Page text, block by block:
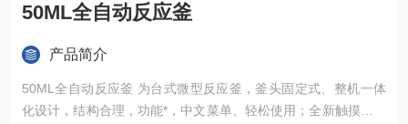
50ML全自动反应釜
产品简介
50ML全自动反应釜 为台式微型反应釜，釜头固定式、整机一体
化设计，结构合理，功能*，中文菜单、轻松使用；全新触摸屏式